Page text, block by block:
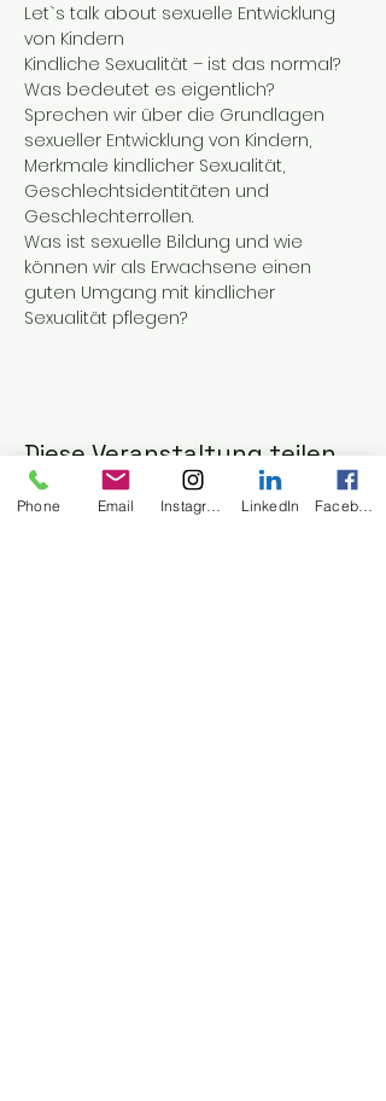
Let`s talk about sexuelle Entwicklung
von Kindern
Kindliche Sexualität – ist das normal?
Was bedeutet es eigentlich?
Sprechen wir über die Grundlagen
sexueller Entwicklung von Kindern,
Merkmale kindlicher Sexualität,
Geschlechtsidentitäten und
Geschlechterrollen.
Was ist sexuelle Bildung und wie
können wir als Erwachsene einen
guten Umgang mit kindlicher
Sexualität pflegen?
Diese Veranstaltung teilen
Phone Email LinkedIn